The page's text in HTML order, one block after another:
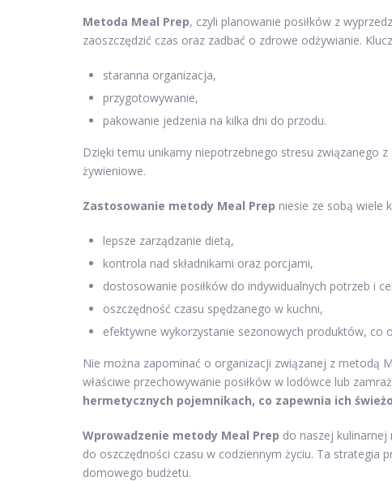
Metoda Meal Prep, czyli planowanie posiłków z
zaoszczędzić czas oraz zadbać o zdrowe odżywianie.
staranna organizacja,
przygotowywanie,
pakowanie jedzenia na kilka dni do przodu.
Dzięki temu unikamy niepotrzebnego stresu związanego
żywieniowe.
Zastosowanie metody Meal Prep niesie ze sobą wiele
lepsze zarządzanie dietą,
kontrola nad składnikami oraz porcjami,
dostosowanie posiłków do indywidualnych potrzeb i
oszczędność czasu spędzanego w kuchni,
efektywne wykorzystanie sezonowych produktów, co
Nie można zapominać o organizacji związanej z metodą
właściwe przechowywanie posiłków w lodówce lub
hermetycznych pojemnikach, co zapewnia ich
Wprowadzenie metody Meal Prep do naszej
do oszczędności czasu w codziennym życiu. Ta strategia
domowego budżetu.